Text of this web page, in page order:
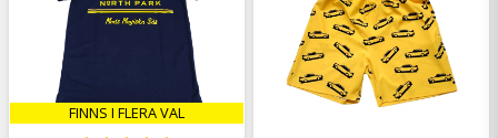
FINNS I FLERA VAL